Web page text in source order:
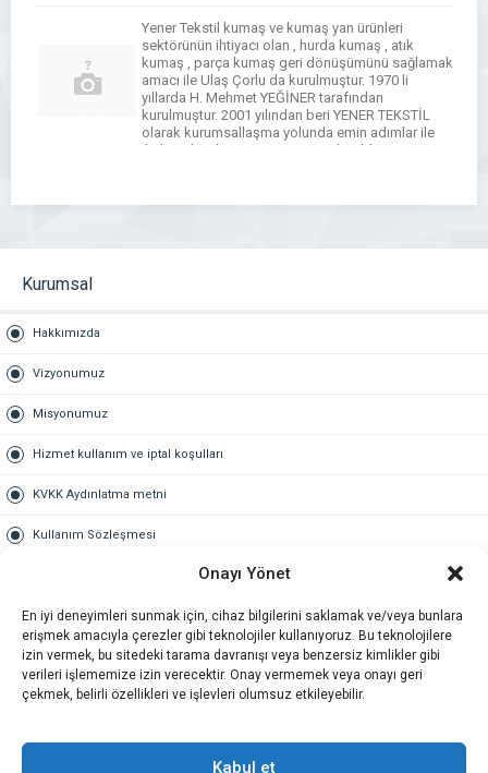
Onayı Yönet
En iyi deneyimleri sunmak için, cihaz bilgilerini saklamak ve/veya bunlara
erişmek amacıyla çerezler gibi teknolojiler kullanıyoruz. Bu teknolojilere
izin vermek, bu sitedeki tarama davranışı veya benzersiz kimlikler gibi
verileri işlememize izin verecektir. Onay vermemek veya onayı geri
çekmek, belirli özellikleri ve işlevleri olumsuz etkileyebilir.
Kabul et
Yener Tekstil kumaş ve kumaş yan ürünleri
sektörünün ihtiyacı olan , hurda kumaş , atık
kumaş , parça kumaş geri dönüşümünü sağlamak
amacı ile Ulaş Çorlu da kurulmuştur. 1970 li
yıllarda H. Mehmet YEĞİNER tarafından
kurulmuştur. 2001 yılından beri YENER TEKSTİL
olarak kurumsallaşma yolunda emin adımlar ile
ilerlemektedir Firmamız tüm Türkiye’den ürün
Kurumsal
Hakkımızda
Vizyonumuz
Misyonumuz
Hizmet kullanım ve iptal koşulları
KVKK Aydınlatma metni
Kullanım Sözleşmesi
Gold üyelik nedir
Kariyer